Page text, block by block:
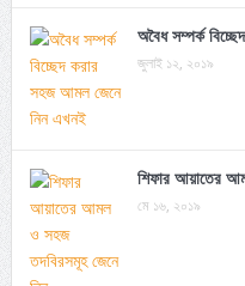
অবৈধ সম্পর্ক
জুলাই ১২, ২০১৯
শিফার আয়াতের
মে ১৬, ২০১৯